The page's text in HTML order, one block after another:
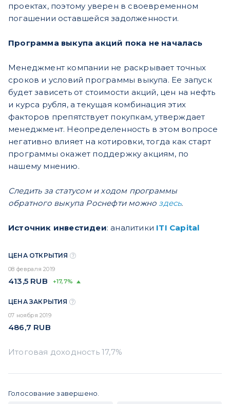
проектах, поэтому уверен в своевременном
погашении оставшейся задолженности.
Программа выкупа акций пока не началась
Менеджмент компании не раскрывает точных
сроков и условий программы выкупа. Ее запуск
будет зависеть от стоимости акций, цен на нефть
и курса рубля, а текущая комбинация этих
факторов препятствует покупкам, утверждает
менеджмент. Неопределенность в этом вопросе
негативно влияет на котировки, тогда как старт
программы окажет поддержку акциям, по
нашему мнению.
Следить за статусом и ходом программы
обратного выкупа Роснефти можно здесь.
Источник инвестидеи: аналитики ITI Capital
ЦЕНА ОТКРЫТИЯ
08 февраля 2019
413,5 RUB +17,7%
ЦЕНА ЗАКРЫТИЯ
07 ноября 2019
486,7 RUB
Голосование завершено.